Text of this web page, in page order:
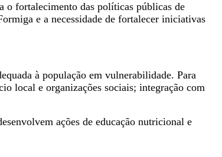
o fortalecimento das políticas públicas de
e a necessidade de fortalecer iniciativas
à população em vulnerabilidade. Para
local e organizações sociais; integração com
ações de educação nutricional e